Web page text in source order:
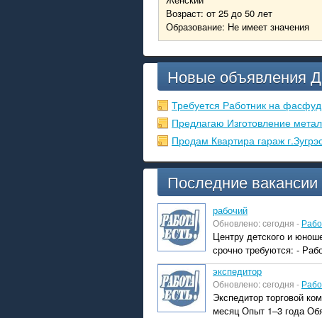
Возраст: от 25 до 50 лет
Образование: Не имеет значения
Новые объявления
Требуется Работник на фасфуд
Предлагаю Изготовление
Продам Квартира гараж
Последние вакансии
рабочий
Обновлено: сегодня -
Центру детского и
срочно требуются: -
экспедитор
Обновлено: сегодня -
Экспедитор торговой
месяц Опыт 1–3 года